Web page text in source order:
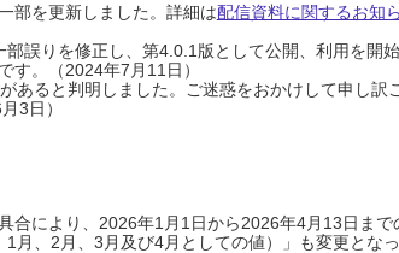
部を更新しました。詳細は配信資料に関するお知
誤りを修正し、第4.0.1版として公開、利用を開
す。（2024年7月11日）
あると判明しました。ご迷惑をおかけして申し訳
3日）
合により、2026年1月1日から2026年4月13日ま
、2月、3月及び4月としての値）」も変更とな